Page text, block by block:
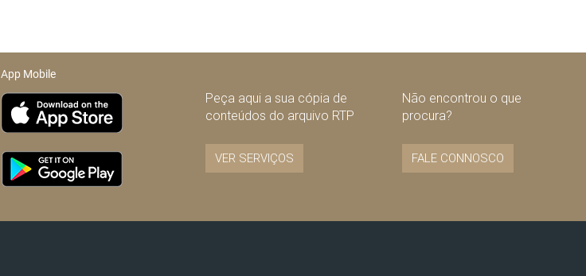
App Mobile
Peça aqui a sua cópia de
conteúdos do arquivo RTP
VER SERVIÇOS
Não encontrou o que
procura?
FALE CONNOSCO